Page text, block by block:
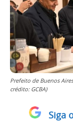
Prefeito de Buenos
crédito: GCBA)
Siga